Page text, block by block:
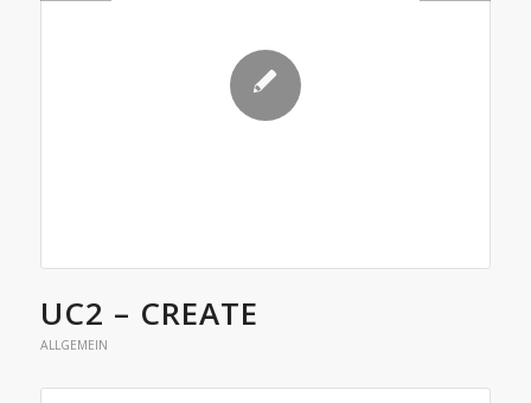
UC2 – CREATE
ALLGEMEIN